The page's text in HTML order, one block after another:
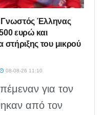
Έλληνας
ευρώ και
του μικρού
08-08-26 11:10
για τον
από τον